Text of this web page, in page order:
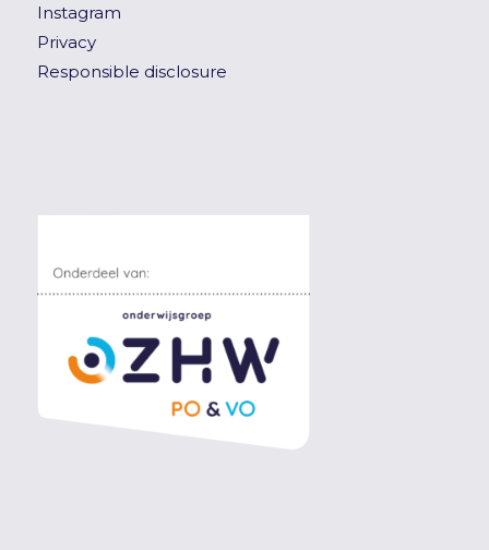
Instagram
Privacy
Responsible disclosure